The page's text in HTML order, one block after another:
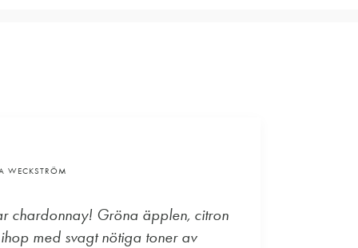
WECKSTRÖM
chardonnay! Gröna äpplen, citron
med svagt nötiga toner av